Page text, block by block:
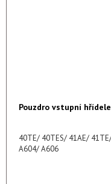
Pouzdro vstupní hřídele
40TE/ 40TES/ 41AE/
A604/ A606